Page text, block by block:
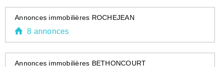
Annonces immobilières ROCHEJEAN
8 annonces
Annonces immobilières BETHONCOURT